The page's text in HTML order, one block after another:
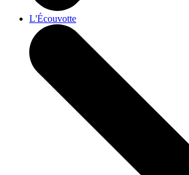
L'Écouvotte